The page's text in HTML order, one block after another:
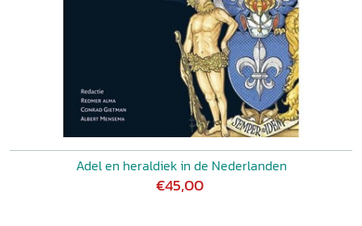
Adel en heraldiek in de Nederlanden
€45,00